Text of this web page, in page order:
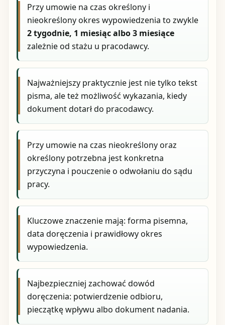
Przy umowie na czas określony i
nieokreślony okres wypowiedzenia to zwykle
2 tygodnie, 1 miesiąc albo 3 miesiące
zależnie od stażu u pracodawcy.
Najważniejszy praktycznie jest nie tylko tekst
pisma, ale też możliwość wykazania, kiedy
dokument dotarł do pracodawcy.
Przy umowie na czas nieokreślony oraz
określony potrzebna jest konkretna
przyczyna i pouczenie o odwołaniu do sądu
pracy.
Kluczowe znaczenie mają: forma pisemna,
data doręczenia i prawidłowy okres
wypowiedzenia.
Najbezpieczniej zachować dowód
doręczenia: potwierdzenie odbioru,
pieczątkę wpływu albo dokument nadania.